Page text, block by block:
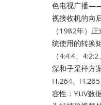
色电视广播
视接收机的向
（1982年）
统使用的转换
（4:4:4、
深和子采样方
H.264、
容性：YUV数